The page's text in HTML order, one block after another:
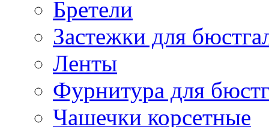
Бретели
Застежки для
Ленты
Фурнитура для
Чашечки корсетные